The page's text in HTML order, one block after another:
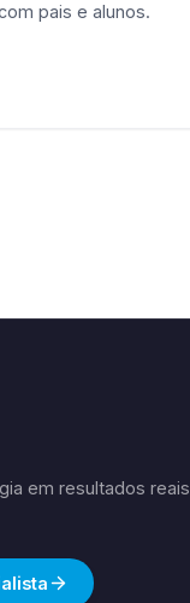
pais e alunos.
em resultados reais